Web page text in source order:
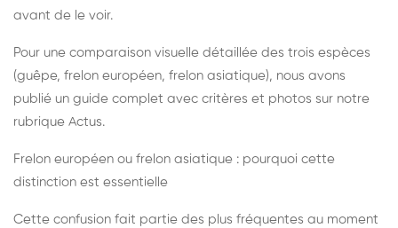
avant de le voir.
Pour une comparaison visuelle détaillée des trois espèces
(guêpe, frelon européen, frelon asiatique), nous avons
publié un guide complet avec critères et photos sur notre
rubrique Actus.
Frelon européen ou frelon asiatique : pourquoi cette
distinction est essentielle
Cette confusion fait partie des plus fréquentes au moment